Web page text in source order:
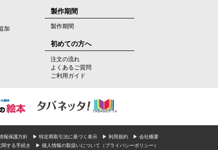
加
製作期間
製作期間
初めての方へ
注文の流れ
よくあるご質問
ご利用ガイド
▶ 会社概要
▶ 利用規約
▶ 特定商取引法に基づく表示
報保護方針
▶ 個人情報の取扱いについて（プライバシーポリシー）
する手続き